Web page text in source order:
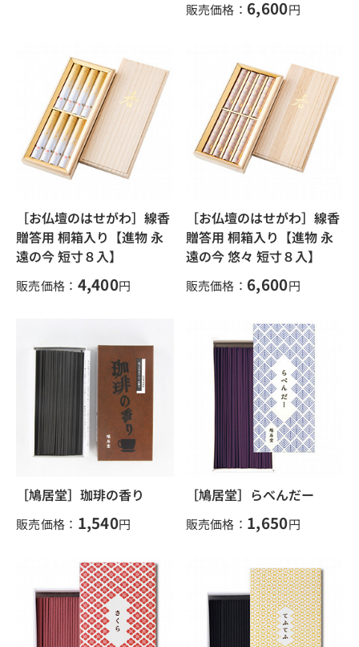
販売価格： 6,600円
［お仏壇のはせがわ］線香
贈答用 桐箱入り【進物 永
遠の今 短寸８入】
販売価格： 4,400円
［お仏壇のはせがわ］線香
贈答用 桐箱入り【進物 永
遠の今 悠々 短寸８入】
販売価格： 6,600円
［鳩居堂］珈琲の香り
販売価格： 1,540円
［鳩居堂］らべんだー
販売価格： 1,650円